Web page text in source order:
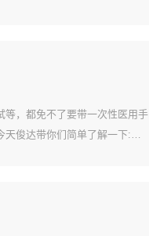
等，都免不了要带一次性医用手
俊达带你们简单了解一下:首